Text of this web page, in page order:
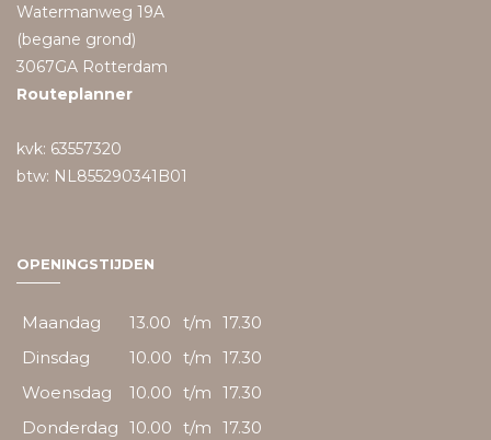
Watermanweg 19A
(begane grond)
3067GA Rotterdam
Routeplanner
kvk: 63557320
btw: NL855290341B01
OPENINGSTIJDEN
Maandag 13.00 t/m 17.30
Dinsdag
10.00 t/m 17.30
Woensdag
10.00 t/m 17.30
Donderdag 10.00 t/m 17.30